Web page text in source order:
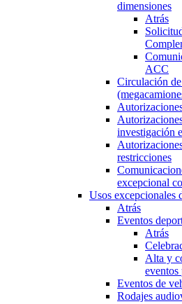
dimensiones
Atrás
ACC
Circulación
investigación
restricciones
excepcional
Usos excepcionales
Atrás
Eventos
Atrás
Alta y
eventos
Eventos de
Rodajes